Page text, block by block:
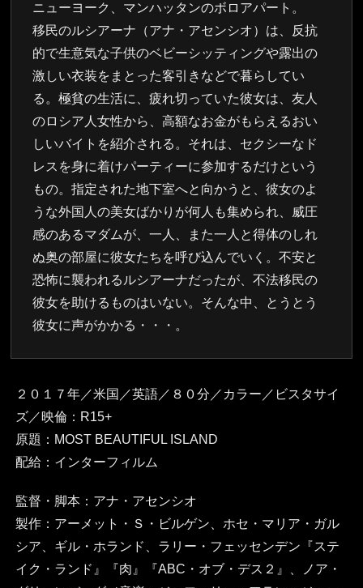
ニューヨーク、マンハッタンのボロアパート。
移民のルシアーナ（アナ・アセンシオ）は、反抗
的で生意気な子供のベビーシッティングや露出の
激しい衣装をまとった客引きなどで暮らしてい
る。極貧の生活に、疲れ切っていた彼女は、友人
のロシア人女性から、高額なお金がもらえるおい
しいバイトを紹介される。それは、セクシーなド
レスを身に着けパーティーに参加するだけという
もの。指定された地下室へと向かうと、彼女のよ
うな外国人の美女ばかりが何人も集められ、威圧
感のあるマダムが、一人、また一人と得体のしれ
ぬ奥の部屋に彼女たちを呼び込んでいく。不安と
恐怖に襲われるルシアーナだったが、不法移民の
彼女を助けるものはいない。そんな中、とうとう
彼女に声がかかる・・・。
２０１７年／米国／英語／８０分／カラー／ビスタサイ
ズ／映倫：R15+
原題：MOST BEAUTIFUL ISLAND
配給：インターフィルム
監督・脚本：アナ・アセンシオ
製作：アーメット・Ｓ・ビルゲン、ホセ・マリア・ガル
シア、ギル・ホランド、ラリー・フェッセンデン『ステ
イク・ランド』『肉』『ABC・オブ・デス２』、ノア・